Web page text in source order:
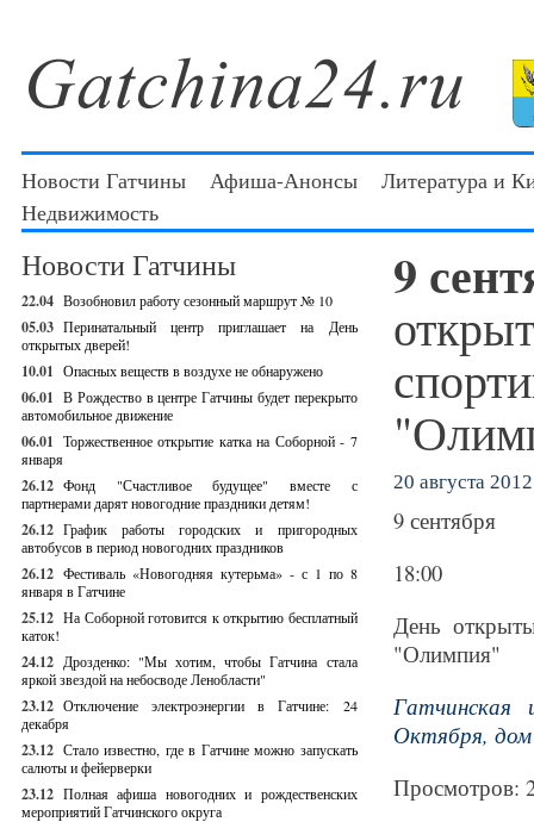
Новости Гатчины Афиша-Анонсы
Литература и
Недвижимость
Новости Гатчины
22.04 Возобновил работу сезонный маршрут № 10
05.03 Перинатальный центр приглашает на День
открытых дверей!
10.01 Опасных веществ в воздухе не обнаружено
06.01 В Рождество в центре Гатчины будет перекрыто
автомобильное движение
06.01 Торжественное открытие катка на Соборной - 7
января
26.12 Фонд "Счастливое будущее" вместе с
партнерами дарят новогодние праздники детям!
26.12 График работы городских и пригородных
автобусов в период новогодних праздников
26.12 Фестиваль «Новогодняя кутерьма» - с 1 по 8
января в Гатчине
25.12 На Соборной готовится к открытию бесплатный
каток!
24.12 Дрозденко: "Мы хотим, чтобы Гатчина стала
яркой звездой на небосводе Ленобласти"
23.12 Отключение электроэнергии в Гатчине: 24
декабря
23.12 Стало известно, где в Гатчине можно запускать
салюты и фейерверки
23.12 Полная афиша новогодних и рождественских
мероприятий Гатчинского округа
9
20 августа 2012
9 сентября
18:00
День
"Олимпия"
Октября, дом
Просмотров: